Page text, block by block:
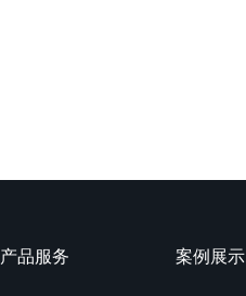
产品服务 案例展示